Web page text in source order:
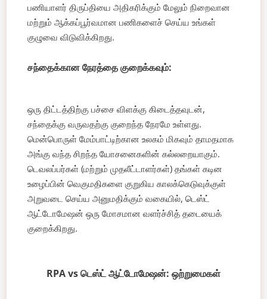
பணியாளர் திருப்தியை அதிகரிக்கும் மேலும் நிறைவான
மற்றும் ஆக்கப்பூர்வமான பணிகளைச் செய்ய உங்கள்
குழுவை விடுவிக்கிறது.
சந்தைக்கான நேரத்தை குறைக்கவும்:
ஒரு திட்டத்திற்கு பச்சை விளக்கு கிடைத்தவுடன்,
சந்தைக்கு வருவதற்கு குறைந்த நேரமே உள்ளது.
மென்பொருள் மேம்பாட்டிற்கான உலகம் மிகவும் தாமதமாக
அங்கு வந்த சிறந்த யோசனைகளின் கல்லறையாகும்.
டெவலப்பர்கள் (மற்றும் முதலீட்டாளர்கள்) தங்கள் கடின
உழைப்பின் வெகுமதிகளை குறுகிய காலக்கெடுவுக்குள்
அறுவடை செய்ய அனுமதிக்கும் வகையில், டெஸ்ட்
ஆட்டோமேஷன் ஒரு மோசமான வளர்ச்சித் தடையைக்
குறைக்கிறது.
RPA vs டெஸ்ட் ஆட்டோமேஷன்: ஒற்றுமைகள்